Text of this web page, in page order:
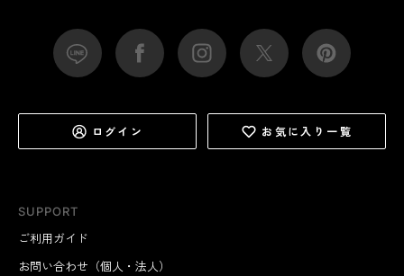
SUPPORT
ご利用ガイド
お問い合わせ（個人・法人）
ログイン お気に入り一覧